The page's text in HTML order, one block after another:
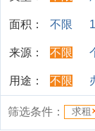
面积： 不限
来源： 不限
用途： 不限
筛选条件： 求租